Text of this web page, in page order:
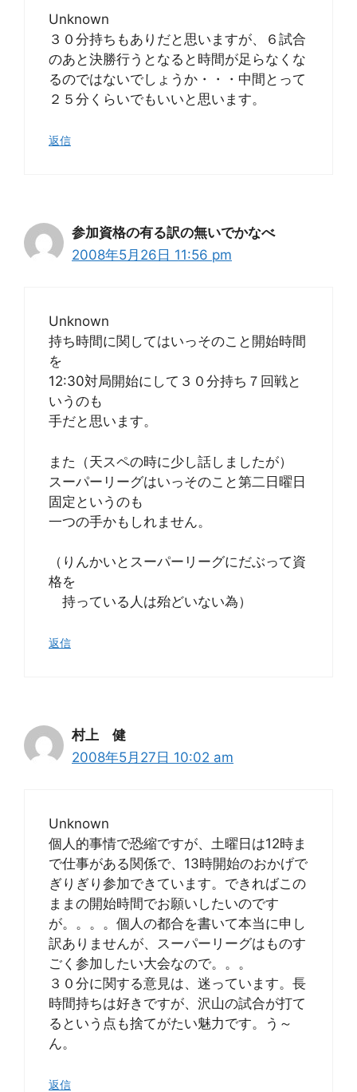
Unknown
３０分持ちもありだと思いますが、６試合
のあと決勝行うとなると時間が足らなくな
るのではないでしょうか・・・中間とって
２５分くらいでもいいと思います。
返信
参加資格の有る訳の無いでかなべ
2008年5月26日 11:56 pm
Unknown
持ち時間に関してはいっそのこと開始時間
を
12:30対局開始にして３０分持ち７回戦と
いうのも
手だと思います。
また（天スペの時に少し話しましたが）
スーパーリーグはいっそのこと第二日曜日
固定というのも
一つの手かもしれません。
（りんかいとスーパーリーグにだぶって資
格を
持っている人は殆どいない為）
返信
村上 健
2008年5月27日 10:02 am
Unknown
個人的事情で恐縮ですが、土曜日は12時ま
で仕事がある関係で、13時開始のおかげで
ぎりぎり参加できています。できればこの
ままの開始時間でお願いしたいのです
が。。。。個人の都合を書いて本当に申し
訳ありませんが、スーパーリーグはものす
ごく参加したい大会なので。。。
３０分に関する意見は、迷っています。長
時間持ちは好きですが、沢山の試合が打て
るという点も捨てがたい魅力です。う～
ん。
返信